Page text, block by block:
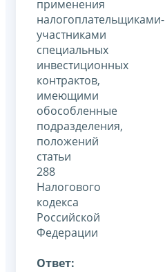
применения
налогоплательщиками-
участниками
специальных
инвестиционных
контрактов,
имеющими
обособленные
подразделения,
положений
статьи
288
Налогового
кодекса
Российской
Федерации
Ответ: